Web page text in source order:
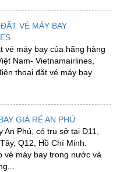
VÉ MÁY BAY
vé máy bay của hãng hàng
Nam- Vietnamairlines,
thoại đặt vé máy bay
GIÁ RẺ AN PHÚ
Phú, có trụ sở tại D11,
Q12, Hồ Chí Minh.
vé máy bay trong nước và